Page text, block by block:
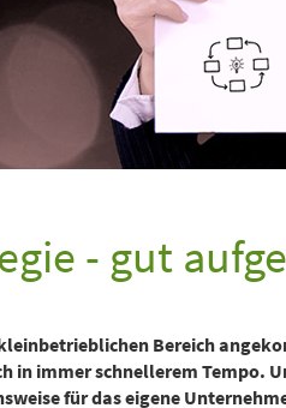
- gut
Bereich
in immer schnellerem
für das eigene